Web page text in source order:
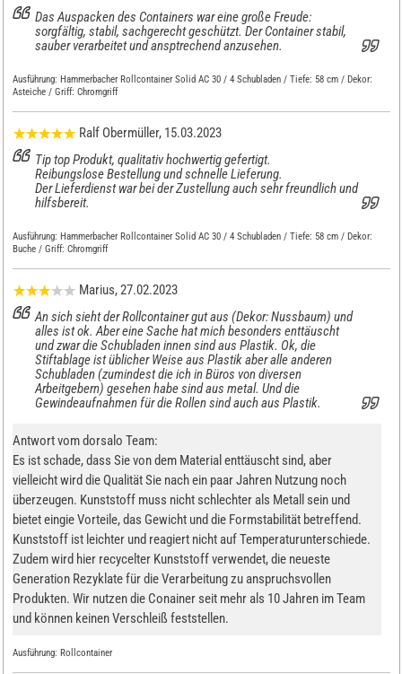
Das Auspacken des Containers war eine große Freude:
sorgfältig, stabil, sachgerecht geschützt. Der Container stabil,
sauber verarbeitet und ansptrechend anzusehen.
Ausführung: Hammerbacher Rollcontainer Solid AC 30 / 4 Schubladen / Tiefe: 58 cm / Dekor:
Asteiche / Griff: Chromgriff
Ralf Obermüller, 15.03.2023
Tip top Produkt, qualitativ hochwertig gefertigt.
Reibungslose Bestellung und schnelle Lieferung.
Der Lieferdienst war bei der Zustellung auch sehr freundlich und
hilfsbereit.
Ausführung: Hammerbacher Rollcontainer Solid AC 30 / 4 Schubladen / Tiefe: 58 cm / Dekor:
Buche / Griff: Chromgriff
Marius, 27.02.2023
An sich sieht der Rollcontainer gut aus (Dekor: Nussbaum) und
alles ist ok. Aber eine Sache hat mich besonders enttäuscht
und zwar die Schubladen innen sind aus Plastik. Ok, die
Stiftablage ist üblicher Weise aus Plastik aber alle anderen
Schubladen (zumindest die ich in Büros von diversen
Arbeitgebern) gesehen habe sind aus metal. Und die
Gewindeaufnahmen für die Rollen sind auch aus Plastik.
Antwort vom dorsalo Team:
Es ist schade, dass Sie von dem Material enttäuscht sind, aber
vielleicht wird die Qualität Sie nach ein paar Jahren Nutzung noch
überzeugen. Kunststoff muss nicht schlechter als Metall sein und
bietet eingie Vorteile, das Gewicht und die Formstabilität betreffend.
Kunststoff ist leichter und reagiert nicht auf Temperaturunterschiede.
Zudem wird hier recycelter Kunststoff verwendet, die neueste
Generation Rezyklate für die Verarbeitung zu anspruchsvollen
Produkten. Wir nutzen die Conainer seit mehr als 10 Jahren im Team
und können keinen Verschleiß feststellen.
Ausführung: Rollcontainer